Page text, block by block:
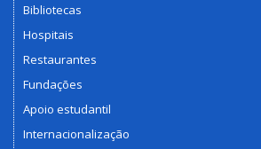
Bibliotecas
Hospitais
Restaurantes
Fundações
Apoio estudantil
Internacionalização